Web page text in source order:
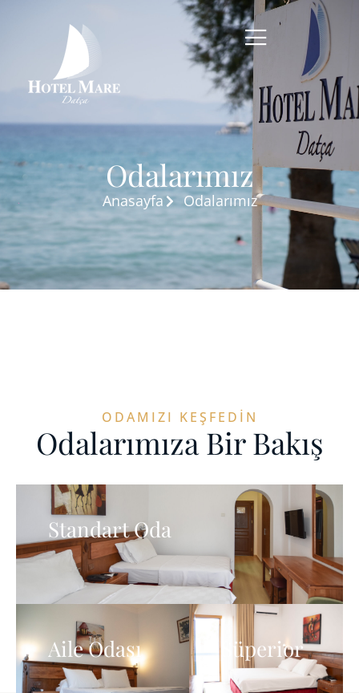
Odalarımız
Anasayfa Odalarımız
ODAMIZI KEŞFEDIN
Odalarımıza Bir Bakış
Standart Oda
ODAYI İNCELE
Aile Odası
ODAYI İNCELE
Süperior
ODAYI İNCELE